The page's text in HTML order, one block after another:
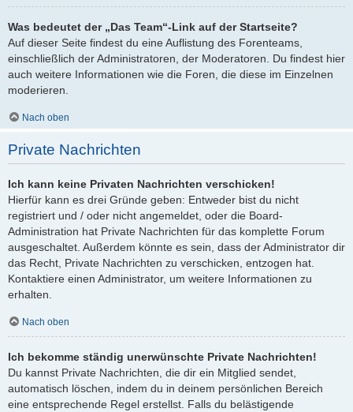
Was bedeutet der „Das Team“-Link auf der Startseite?
Auf dieser Seite findest du eine Auflistung des Forenteams,
einschließlich der Administratoren, der Moderatoren. Du findest hier
auch weitere Informationen wie die Foren, die diese im Einzelnen
moderieren.
Nach oben
Private Nachrichten
Ich kann keine Privaten Nachrichten verschicken!
Hierfür kann es drei Gründe geben: Entweder bist du nicht
registriert und / oder nicht angemeldet, oder die Board-
Administration hat Private Nachrichten für das komplette Forum
ausgeschaltet. Außerdem könnte es sein, dass der Administrator dir
das Recht, Private Nachrichten zu verschicken, entzogen hat.
Kontaktiere einen Administrator, um weitere Informationen zu
erhalten.
Nach oben
Ich bekomme ständig unerwünschte Private Nachrichten!
Du kannst Private Nachrichten, die dir ein Mitglied sendet,
automatisch löschen, indem du in deinem persönlichen Bereich
eine entsprechende Regel erstellst. Falls du belästigende